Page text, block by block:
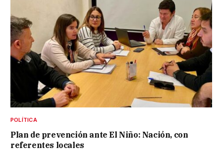
POLÍTICA
Plan de prevención ante El Niño: Nación, con
referentes locales